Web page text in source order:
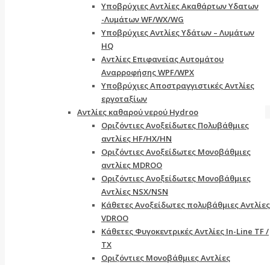
Υποβρύχιες Αντλίες Ακαθάρτων Υδατων
-Λυμάτων WF/WX/WG
Yποβρύχιες Αντλίες Υδάτων – Λυμάτων
ΗQ
Aντλίες Επιφανείας Αυτομάτου
Αναρροφήσης WPF/WPX
Υποβρύχιες Αποστραγγιστικές Αντλίες
εργοταξίων
Aντλίες καθαρού νερού Ηydroo
Οριζόντιες Ανοξείδωτες Πολυβάθμιες
αντλίες ΗF/HX/HN
Οριζόντιες Ανοξείδωτες Μονοβάθμιες
αντλίες ΜDROO
Οριζόντιες Ανοξείδωτες Μονοβάθμιες
Αντλίες ΝSX/NSN
Κάθετες Ανοξείδωτες πολυβάθμιες Αντλίες
VDROO
Κάθετες Φυγοκεντρικές Αντλίες In-Line TF /
TX
Oριζόντιες Μονοβάθμιες Αντλίες